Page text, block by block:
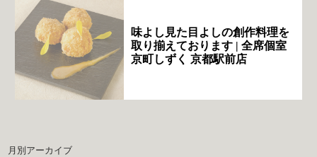
味よし見た目よしの創作料理を
取り揃えております | 全席個室
京町しずく 京都駅前店
月別アーカイブ